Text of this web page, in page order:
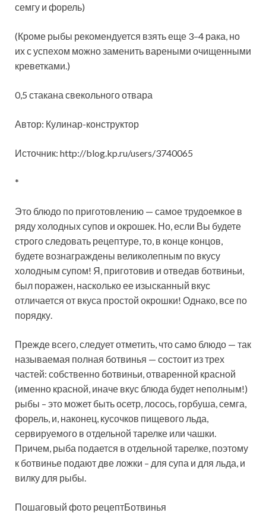
семгу и форель)
(Кроме рыбы рекомендуется взять еще 3–4 рака, но
их с успехом можно заменить вареными очищенными
креветками.)
0,5 стакана свекольного отвара
Автор: Кулинар-конструктор
Источник: http://blog.kp.ru/users/3740065
*
Это блюдо по приготовлению — самое трудоемкое в
ряду холодных супов и окрошек. Но, если Вы будете
строго следовать рецептуре, то, в конце концов,
будете вознаграждены великолепным по вкусу
холодным супом! Я, приготовив и отведав ботвиньи,
был поражен, насколько ее изысканный вкус
отличается от вкуса простой окрошки! Однако, все по
порядку.
Прежде всего, следует отметить, что само блюдо — так
называемая полная ботвинья — состоит из трех
частей: собственно ботвиньи, отваренной красной
(именно красной, иначе вкус блюда будет неполным!)
рыбы – это может быть осетр, лосось, горбуша, семга,
форель, и, наконец, кусочков пищевого льда,
сервируемого в отдельной тарелке или чашки.
Причем, рыба подается в отдельной тарелке, поэтому
к ботвинье подают две ложки – для супа и для льда, и
вилку для рыбы.
Пошаговый фото рецептБотвинья